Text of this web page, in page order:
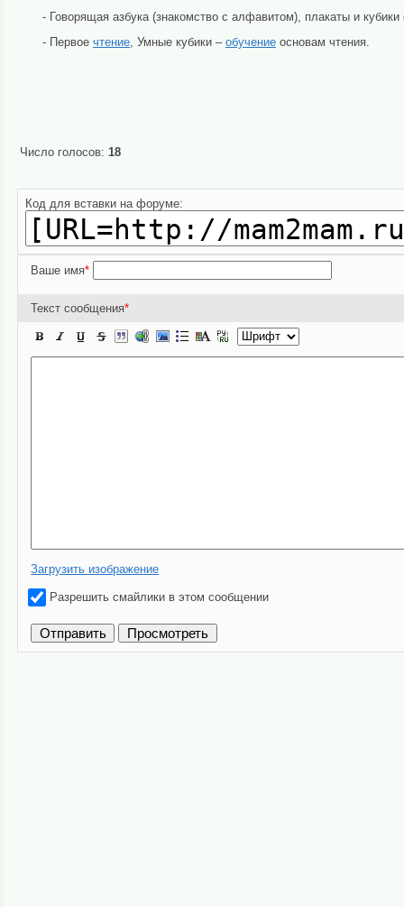
- Говорящая азбука (знакомство с алфавитом), плакаты и
- Первое чтение , Умные кубики – обучение основам чтения.
Число голосов: 18
Код для вставки на форуме:
Ваше имя*
Текст сообщения*
Загрузить изображение
Разрешить смайлики в этом сообщении